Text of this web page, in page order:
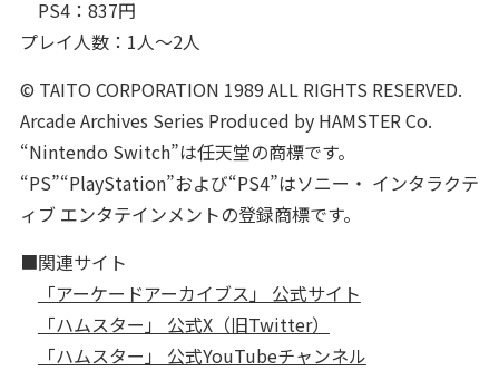
PS4：837円
プレイ人数：1人～2人
© TAITO CORPORATION 1989 ALL RIGHTS RESERVED.
Arcade Archives Series Produced by HAMSTER Co.
“Nintendo Switch”は任天堂の商標です。
“PS”“PlayStation”および“PS4”はソニー・ インタラクテ
ィブ エンタテインメントの登録商標です。
■関連サイト
「アーケードアーカイブス」 公式サイト
「ハムスター」 公式X（旧Twitter）
「ハムスター」 公式YouTubeチャンネル